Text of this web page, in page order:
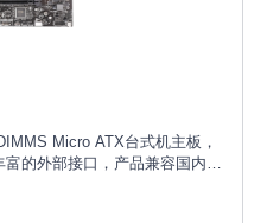
Micro ATX台式机主板，
的外部接口，产品兼容国内主